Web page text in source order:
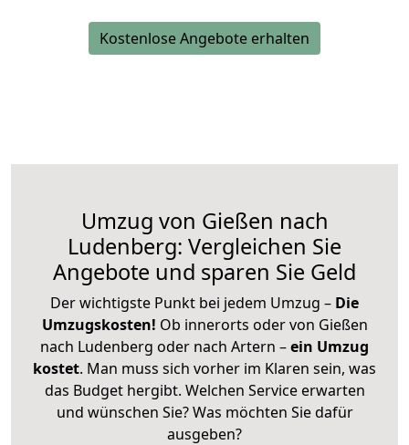
Kostenlose Angebote erhalten
Umzug von Gießen nach
Ludenberg: Vergleichen Sie
Angebote und sparen Sie Geld
Der wichtigste Punkt bei jedem Umzug – Die
Umzugskosten! Ob innerorts oder von Gießen
nach Ludenberg oder nach Artern –ein Umzug
kostet. Man muss sich vorher im Klaren sein, was
das Budget hergibt. Welchen Service erwarten
und wünschen Sie? Was möchten Sie dafür
ausgeben?